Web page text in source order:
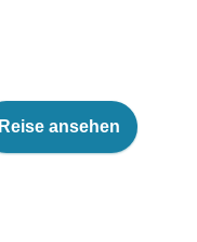
Reise ansehen